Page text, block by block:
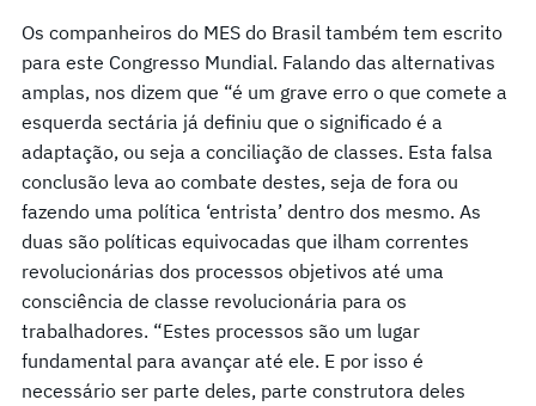
Os companheiros do MES do Brasil também tem escrito
para este Congresso Mundial. Falando das alternativas
amplas, nos dizem que “é um grave erro o que comete a
esquerda sectária já definiu que o significado é a
adaptação, ou seja a conciliação de classes. Esta falsa
conclusão leva ao combate destes, seja de fora ou
fazendo uma política ‘entrista’ dentro dos mesmo. As
duas são políticas equivocadas que ilham correntes
revolucionárias dos processos objetivos até uma
consciência de classe revolucionária para os
trabalhadores. “Estes processos são um lugar
fundamental para avançar até ele. E por isso é
necessário ser parte deles, parte construtora deles